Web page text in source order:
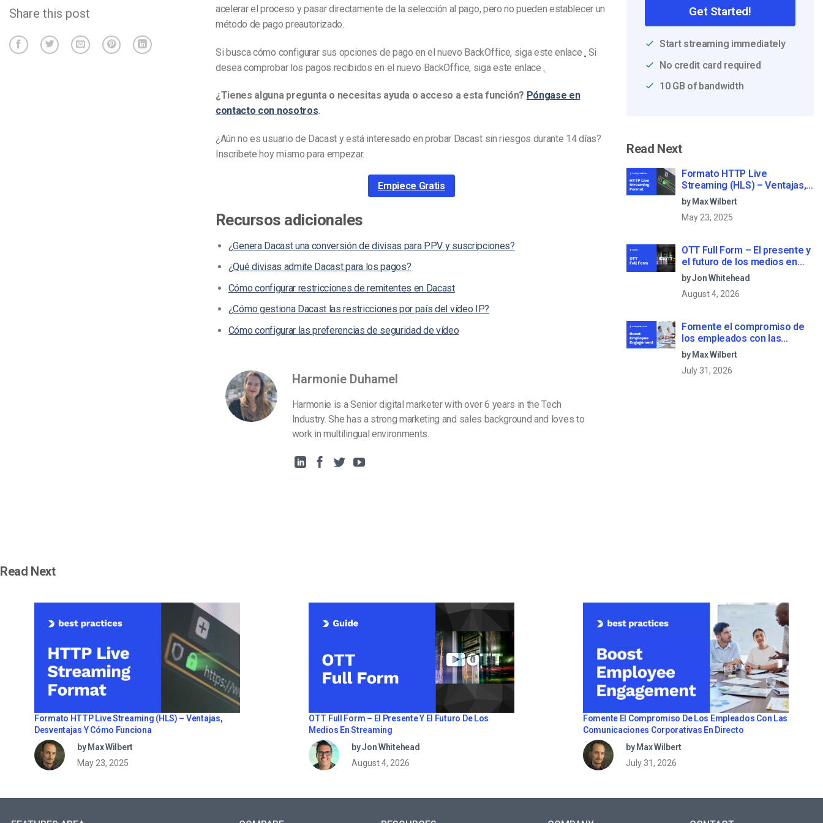
Share this post
acelerar el proceso y pasar directamente de la selección al pago, pero no pueden establecer un
método de pago preautorizado.
Si busca cómo configurar sus opciones de pago en el nuevo BackOffice, siga este enlace . Si
desea comprobar los pagos recibidos en el nuevo BackOffice, siga este enlace .
¿Tienes alguna pregunta o necesitas ayuda o acceso a esta función? Póngase en
contacto con nosotros.
¿Aún no es usuario de Dacast y está interesado en probar Dacast sin riesgos durante 14 días?
Inscríbete hoy mismo para empezar.
Empiece Gratis
Recursos adicionales
¿Genera Dacast una conversión de divisas para PPV y suscripciones?
¿Qué divisas admite Dacast para los pagos?
Cómo configurar restricciones de remitentes en Dacast
¿Cómo gestiona Dacast las restricciones por país del vídeo IP?
Cómo configurar las preferencias de seguridad de vídeo
Harmonie Duhamel
Harmonie is a Senior digital marketer with over 6 years in the Tech
Industry. She has a strong marketing and sales background and loves to
work in multilingual environments.
Get Started!
Start streaming immediately
No credit card required
10 GB of bandwidth
Read Next
Formato HTTP Live
Streaming (HLS) – Ventajas,
desventajas y cómo funciona
by Max Wilbert
May 23, 2025
OTT Full Form – El presente y
el futuro de los medios en
streaming
by Jon Whitehead
August 4, 2026
Fomente el compromiso de
los empleados con las
comunicaciones corporativas
en directo
by Max Wilbert
July 31, 2026
Read Next
Formato HTTP Live Streaming (HLS) – Ventajas,
Desventajas Y Cómo Funciona
by Max Wilbert
May 23, 2025
OTT Full Form – El Presente Y El Futuro De Los
Medios En Streaming
by Jon Whitehead
August 4, 2026
Fomente El Compromiso De Los Empleados Con Las
Comunicaciones Corporativas En Directo
by Max Wilbert
July 31, 2026